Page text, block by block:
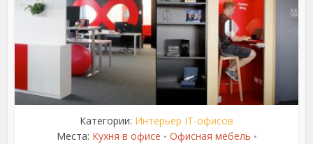
Категории: Интерьер IT-офисов
Места: Кухня в офисе • Офисная мебель •